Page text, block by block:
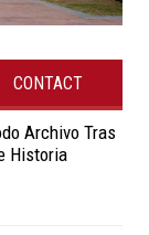
CONTACT
Archivo Tras
Historia